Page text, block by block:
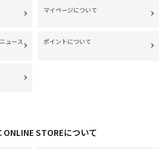
マイページについて
ュース
ポイントについて
ONLINE STOREについて